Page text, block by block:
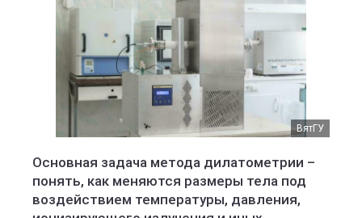
ВятГУ
Основная задача метода дилатометрии –
понять, как меняются размеры тела под
воздействием температуры, давления,